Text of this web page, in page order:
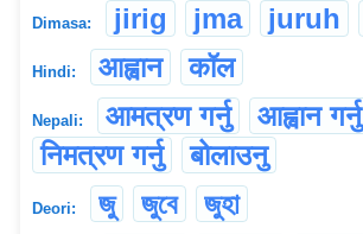
Dimasa: jirig jma juruh
Hindi: आह्वान कॉल
Nepali: आमत्रण गर्नु
आह्वान गर्नु
निमत्रण गर्नु
बोलाउनु
Deori: জু জুবে জুহা